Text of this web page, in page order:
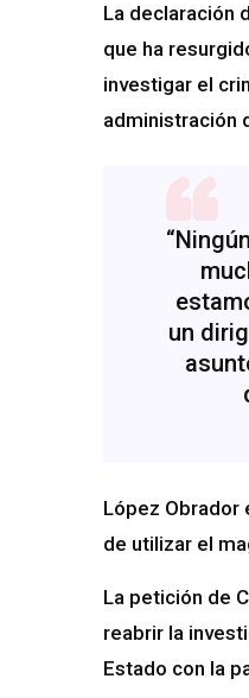
La declaración
que ha
investigar el
administración
un
López Obrador
de utilizar el
La petición de
reabrir la
Estado con la